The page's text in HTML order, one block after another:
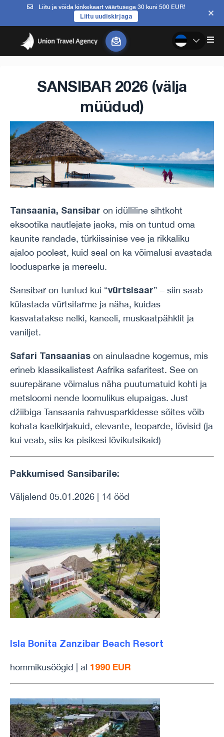
Liitu ja võida kinkekaart väärtusega 30 kuni 500 EUR!
Liitu uudiskirjaga
SANSIBAR 2026 (välja
müüdud)
Tansaania, Sansibar on idülliline sihtkoht
eksootika nautlejate jaoks, mis on tuntud oma
kaunite randade, türkiissinise vee ja rikkaliku
ajaloo poolest, kuid seal on ka võimalusi avastada
loodusparke ja mereelu.
Sansibar on tuntud kui “vürtsisaar” – siin saab
külastada vürtsifarme ja näha, kuidas
kasvatatakse nelki, kaneeli, muskaatpähklit ja
vaniljet.
Safari Tansaanias on ainulaadne kogemus, mis
erineb klassikalistest Aafrika safaritest. See on
suurepärane võimalus näha puutumatuid kohti ja
metsloomi nende loomulikus elupaigas. Just
džiibiga Tansaania rahvusparkidesse sõites võib
kohata kaelkirjakuid, elevante, leoparde, lõvisid (ja
kui veab, siis ka pisikesi lõvikutsikaid)
Pakkumised Sansibarile:
Väljalend 05.01.2026 | 14 ööd
Isla Bonita Zanzibar Beach Resort
hommikusöögid | al 1990 EUR